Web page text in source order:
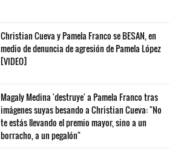
Christian Cueva y Pamela Franco se BESAN, en
medio de denuncia de agresión de Pamela López
[VIDEO]
Magaly Medina 'destruye' a Pamela Franco tras
imágenes suyas besando a Christian Cueva: "No
te estás llevando el premio mayor, sino a un
borracho, a un pegalón"